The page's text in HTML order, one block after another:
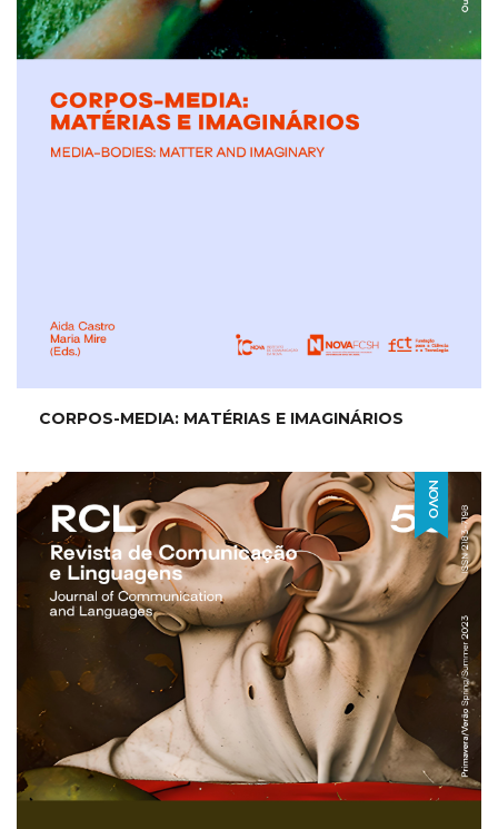
CORPOS-MEDIA: MATÉRIAS E IMAGINÁRIOS
NOVO